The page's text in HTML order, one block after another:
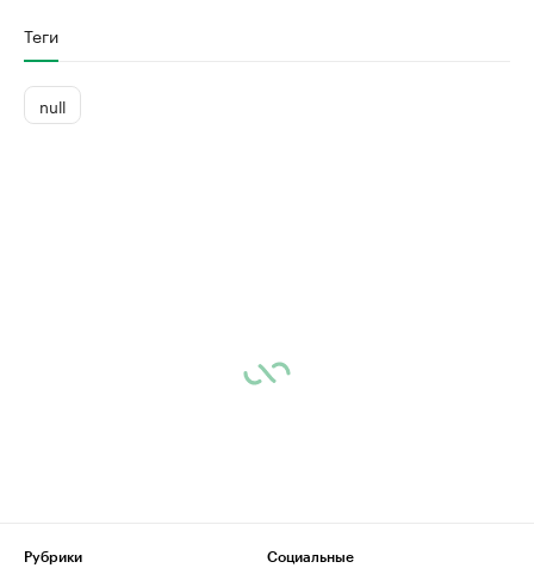
Теги
null
Рубрики
Социальные